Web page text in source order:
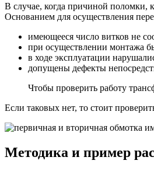
В случае, когда причиной поломки,
Основанием для осуществления
имеющееся число витков не
при осуществлении монтажа
в ходе эксплуатации
допущены дефекты
Чтобы проверить работу
Если таковых нет, то стоит
Методика и пример